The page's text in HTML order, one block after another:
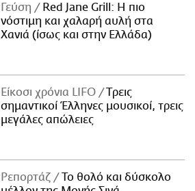
Γεύση
Red Jane Grill: Η πιο
νόστιμη και χαλαρή αυλή στα
Χανιά (ίσως και στην Ελλάδα)
Είκοσι χρόνια LIFO
Tρεις
σημαντικοί Έλληνες μουσικοί, τρεις
μεγάλες απώλειες
Ρεπορτάζ
Το θολό και δύσκολο